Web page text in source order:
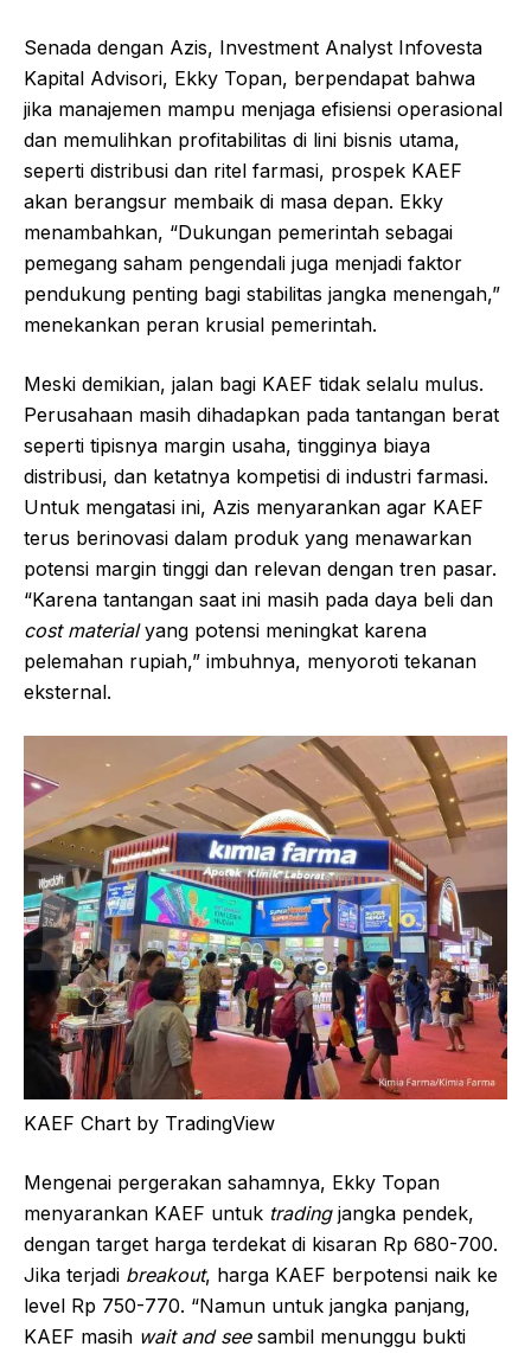
Senada dengan Azis, Investment Analyst Infovesta
Kapital Advisori, Ekky Topan, berpendapat bahwa
jika manajemen mampu menjaga efisiensi operasional
dan memulihkan profitabilitas di lini bisnis utama,
seperti distribusi dan ritel farmasi, prospek KAEF
akan berangsur membaik di masa depan. Ekky
menambahkan, “Dukungan pemerintah sebagai
pemegang saham pengendali juga menjadi faktor
pendukung penting bagi stabilitas jangka menengah,”
menekankan peran krusial pemerintah.
Meski demikian, jalan bagi KAEF tidak selalu mulus.
Perusahaan masih dihadapkan pada tantangan berat
seperti tipisnya margin usaha, tingginya biaya
distribusi, dan ketatnya kompetisi di industri farmasi.
Untuk mengatasi ini, Azis menyarankan agar KAEF
terus berinovasi dalam produk yang menawarkan
potensi margin tinggi dan relevan dengan tren pasar.
“Karena tantangan saat ini masih pada daya beli dan
cost materialyang potensi meningkat karena
pelemahan rupiah,” imbuhnya, menyoroti tekanan
eksternal.
KAEF Chart by TradingView
Mengenai pergerakan sahamnya, Ekky Topan
menyarankan KAEF untuk tradingjangka pendek,
dengan target harga terdekat di kisaran Rp 680-700.
Jika terjadi breakout, harga KAEF berpotensi naik ke
level Rp 750-770. “Namun untuk jangka panjang,
KAEF masih wait and seesambil menunggu bukti